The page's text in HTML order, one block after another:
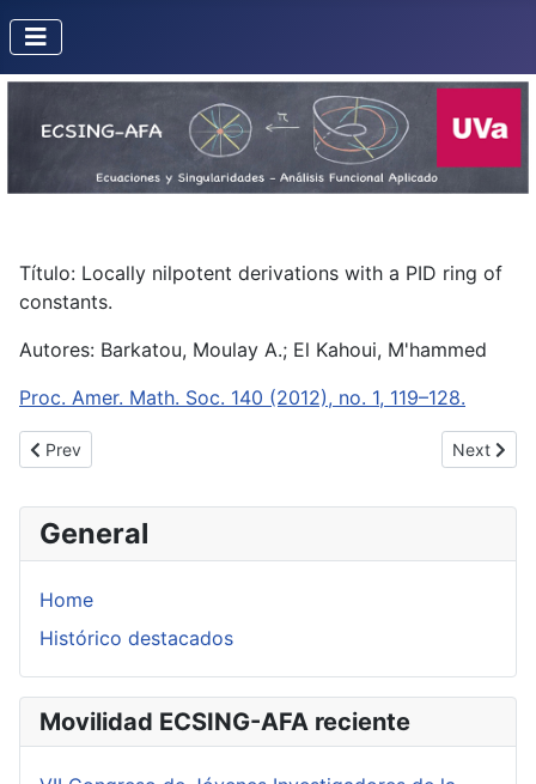
General
Home
Histórico destacados
Movilidad ECSING-AFA reciente
Título: Locally nilpotent derivations with a PID ring of
constants.
Autores: Barkatou, Moulay A.; El Kahoui, M'hammed
Proc. Amer. Math. Soc. 140 (2012), no. 1, 119–128.
Previous article: Formal first integrals along solutions of
Prev Next
Next